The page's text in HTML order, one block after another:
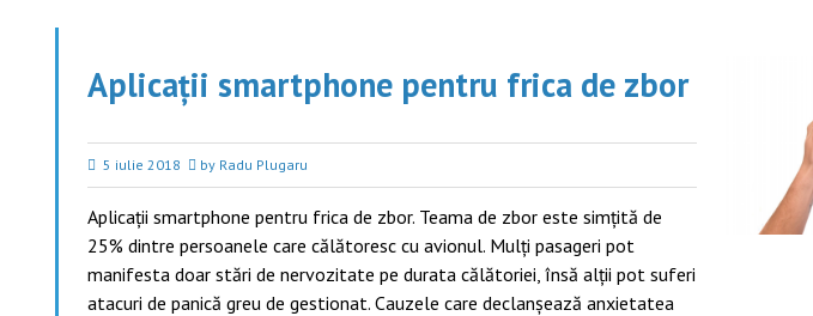
Aplicații smartphone pentru frica de zbor
5 iulie 2018 by Radu Plugaru
Aplicații smartphone pentru frica de zbor. Teama de zbor este simţită de
25% dintre persoanele care călătoresc cu avionul. Mulţi pasageri pot
manifesta doar stări de nervozitate pe durata călătoriei, însă alţii pot suferi
atacuri de panică greu de gestionat. Cauzele care declanşează anxietatea